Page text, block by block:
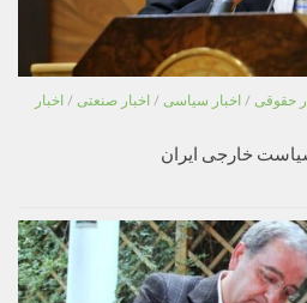
حقوقی / اخبار سیاسی / اخبار صنعتی / اخبار
خارجی ایران